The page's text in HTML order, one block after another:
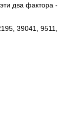
два фактора -
39041, 9511,